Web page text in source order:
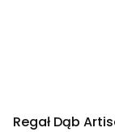
Regał Dąb